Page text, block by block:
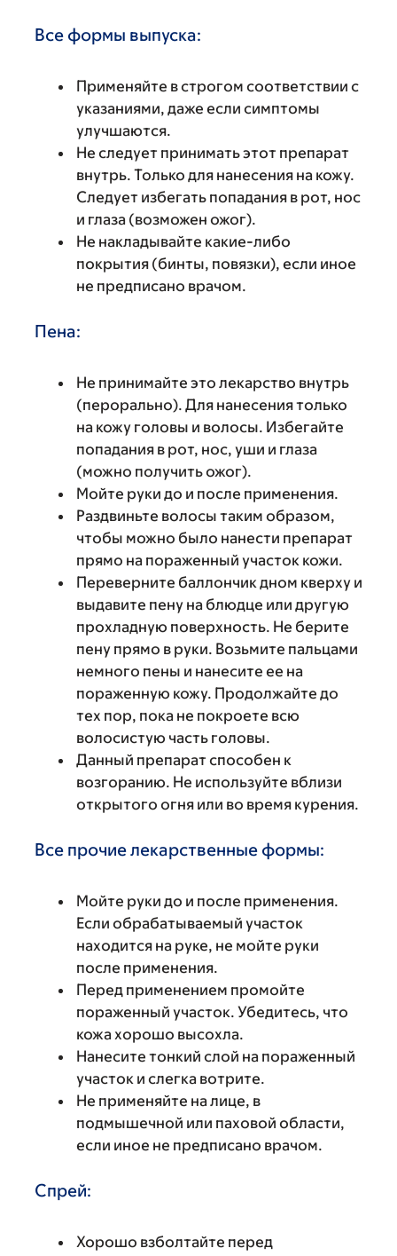
Все формы выпуска:
Применяйте в строгом соответствии с
указаниями, даже если симптомы
улучшаются.
Не следует принимать этот препарат
внутрь. Только для нанесения на кожу.
Следует избегать попадания в рот, нос
и глаза (возможен ожог).
Не накладывайте какие-либо
покрытия (бинты, повязки), если иное
не предписано врачом.
Пена:
Не принимайте это лекарство внутрь
(перорально). Для нанесения только
на кожу головы и волосы. Избегайте
попадания в рот, нос, уши и глаза
(можно получить ожог).
Мойте руки до и после применения.
Раздвиньте волосы таким образом,
чтобы можно было нанести препарат
прямо на пораженный участок кожи.
Переверните баллончик дном кверху и
выдавите пену на блюдце или другую
прохладную поверхность. Не берите
пену прямо в руки. Возьмите пальцами
немного пены и нанесите ее на
пораженную кожу. Продолжайте до
тех пор, пока не покроете всю
волосистую часть головы.
Данный препарат способен к
возгоранию. Не используйте вблизи
открытого огня или во время курения.
Все прочие лекарственные формы:
Мойте руки до и после применения.
Если обрабатываемый участок
находится на руке, не мойте руки
после применения.
Перед применением промойте
пораженный участок. Убедитесь, что
кожа хорошо высохла.
Нанесите тонкий слой на пораженный
участок и слегка вотрите.
Не применяйте на лице, в
подмышечной или паховой области,
если иное не предписано врачом.
Спрей:
Хорошо взболтайте перед